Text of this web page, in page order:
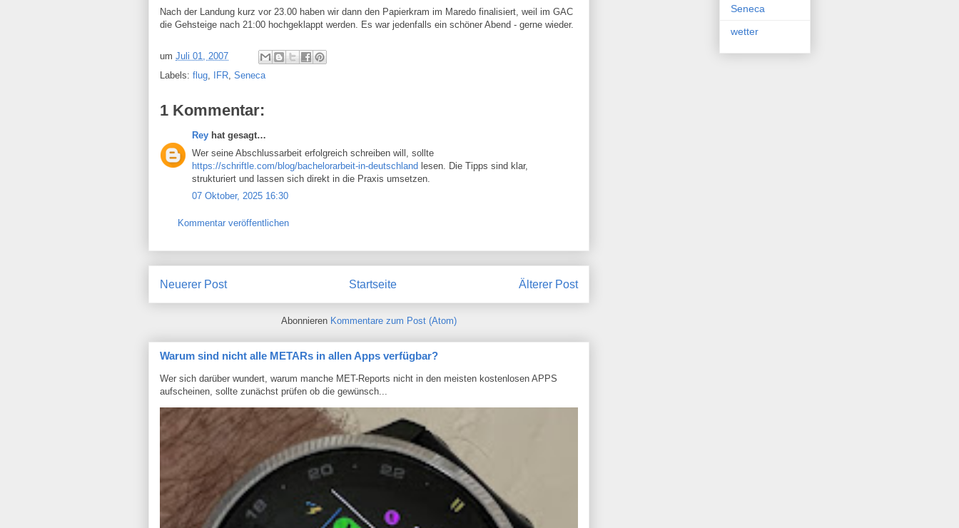
Nach der Landung kurz vor 23.00 haben wir dann den Papierkram im Maredo finalisiert, weil im GAC
die Gehsteige nach 21:00 hochgeklappt werden. Es war jedenfalls ein schöner Abend - gerne wieder.
um Juli 01, 2007
Labels: flug, IFR, Seneca
1 Kommentar:
Rey hat gesagt…
Wer seine Abschlussarbeit erfolgreich schreiben will, sollte
https://schriftle.com/blog/bachelorarbeit-in-deutschland lesen. Die Tipps sind klar,
strukturiert und lassen sich direkt in die Praxis umsetzen.
07 Oktober, 2025 16:30
Kommentar veröffentlichen
Neuerer Post Älterer Post
Startseite
Abonnieren Kommentare zum Post (Atom)
Warum sind nicht alle METARs in allen Apps verfügbar?
Wer sich darüber wundert, warum manche MET-Reports nicht in den meisten kostenlosen APPS
aufscheinen, sollte zunächst prüfen ob die gewünsch...
Seneca
wetter